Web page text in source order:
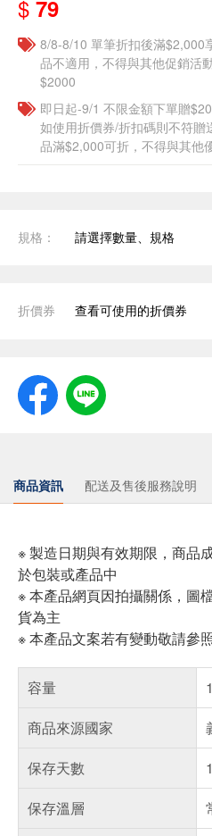
$ 79
8/8-8/10 單筆折扣後滿$2,000
品不適用，不得與其他促銷活
$2000
即日起-9/1 不限金額下單贈
如使用折價券/折扣碼則不符
品滿$2,000可折，不得與其他
規格： 請選擇數量、規格
折價券 查看可使用的折價券
商品資訊 配送及售後服務說明
※ 製造日期與有效期限，商品
於包裝或產品中
※ 本產品網頁因拍攝關係，圖
貨為主
※ 本產品文案若有變動敬請參
容量
商品來源國家
保存天數
保存溫層